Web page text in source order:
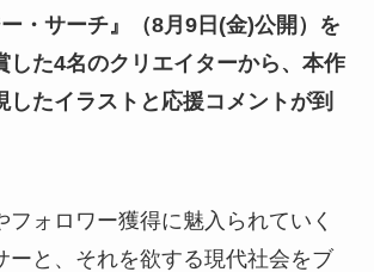
・サーチ』（8月9日(金)公開）を
した4名のクリエイターから、本作
したイラストと応援コメントが到
フォロワー獲得に魅入られていく
ーと、それを欲する現代社会をブ